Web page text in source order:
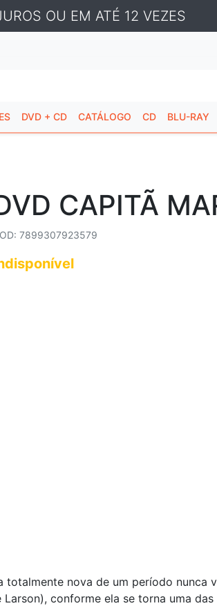
OU EM ATÉ 12 VEZES
DVD + CD CATÁLOGO CD BLU-RAY
CAPITÃ
7899307923579
nova de um período nunca
conforme ela se torna uma das